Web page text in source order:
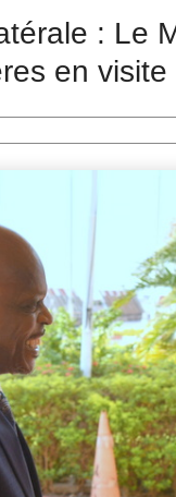
: Le
en